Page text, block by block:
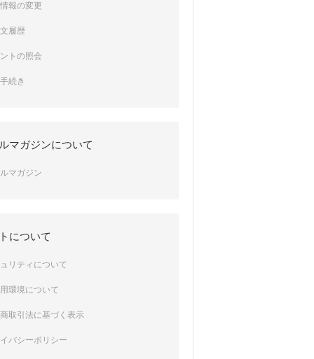
報の変更
履歴
トの照会
続き
マガジンについて
マガジン
について
リティについて
環境について
取引法に基づく表示
バシーポリシー